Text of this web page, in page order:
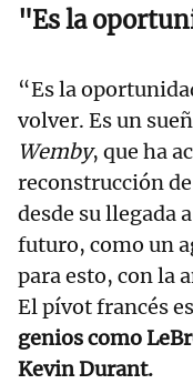
"Es la
“Es la
volver. Es un
Wemby, que ha
reconstrucción
desde su llegada
futuro, como un
para esto, con la
El pívot francés
genios como
Kevin Durant.